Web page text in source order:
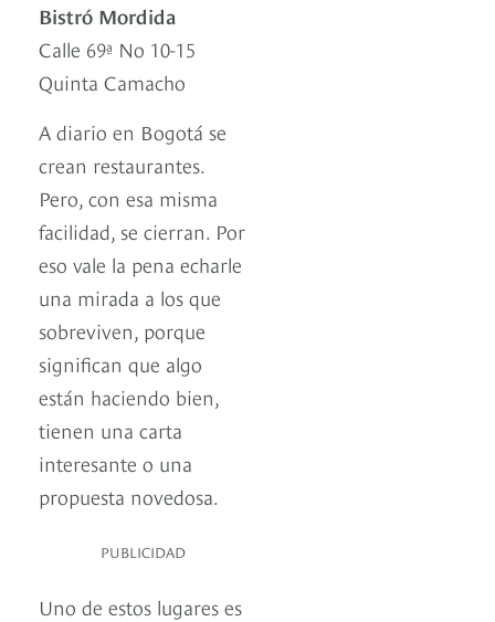
Bistró Mordida
Calle 69ª No 10-15
Quinta Camacho
A diario en Bogotá se
crean restaurantes.
Pero, con esa misma
facilidad, se cierran. Por
eso vale la pena echarle
una mirada a los que
sobreviven, porque
significan que algo
están haciendo bien,
tienen una carta
interesante o una
propuesta novedosa.
PUBLICIDAD
Uno de estos lugares es